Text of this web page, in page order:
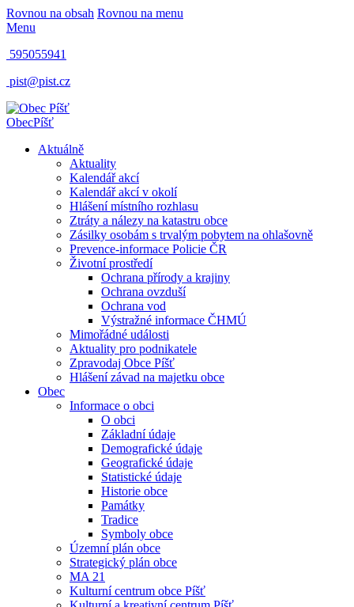
Rovnou na obsah Rovnou na menu
Menu
595055941
pist@pist.cz
ObecPíšť
Aktuálně
Aktuality
Kalendář akcí
Kalendář akcí v okolí
Hlášení místního rozhlasu
Ztráty a nálezy na katastru obce
Zásilky osobám s trvalým pobytem na ohlašovně
Prevence-informace Policie ČR
Životní prostředí
Ochrana přírody a krajiny
Ochrana ovzduší
Ochrana vod
Výstražné informace ČHMÚ
Mimořádné události
Aktuality pro podnikatele
Zpravodaj Obce Píšť
Hlášení závad na majetku obce
Obec
Informace o obci
O obci
Základní údaje
Demografické údaje
Geografické údaje
Statistické údaje
Historie obce
Památky
Tradice
Symboly obce
Územní plán obce
Strategický plán obce
MA 21
Kulturní centrum obce Píšť